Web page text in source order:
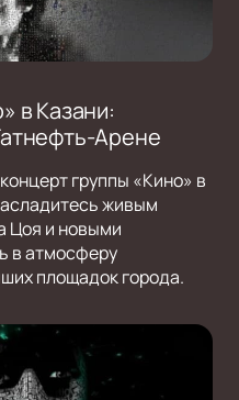
в Казани:
Арене
группы «Кино» в
живым
Цоя и новыми
в атмосферу
площадок города.